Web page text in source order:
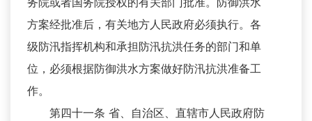
方案经批准后，有关地方人民政府必须执行。各
级防汛指挥机构和承担防汛抗洪任务的部门和单
位，必须根据防御洪水方案做好防汛抗洪准备工
作。
第四十一条 省、自治区、直辖市人民政府防